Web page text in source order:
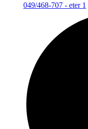
049/468-707 - eter 1